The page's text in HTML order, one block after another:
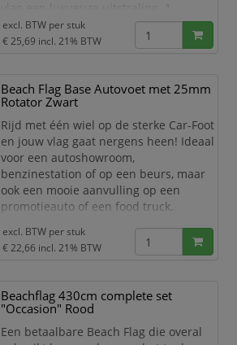
systeem, 2 vormen; de prints van de
Beach Flag Alu Wind en Paddle hebben
Van tankstations tot winkelcentra en
evenementen; Beachflags zijn razend
eenvoudig te monteren en h
excl. BTW perstuk
€ 25,69 incl. 21% BTW
Beach Flag Base Autovoet met 25mm
Rotator Zwart
Rijd met één wiel op de sterke Car-Foot
en jouw vlag gaat nergens heen! Ideaal
voor een autoshowroom,
benzinestation of op een beurs, maar
ook een mooie aanvulling op een
promotieauto of een food truck.
De rotator van de Beachflag voet heeft
een diameter van 25 mm en is geschikt
Geschikt voor binnen-en
buitengebruik
Sterk aluminium
excl. BTW perstuk
€ 22,66 incl. 21% BTW
Beachflag 430cm complete set
"Occasion" Rood
Een betaalbare Beach Flag die overal